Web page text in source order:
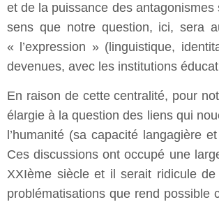
et de la puissance des antagonismes
sens que notre question, ici, sera
« l’expression » (linguistique,
devenues, avec les institutions
En raison de cette centralité, pour
élargie à la question des liens qui
l’humanité (sa capacité langagière
Ces discussions ont occupé une
XXIème siècle et il serait ridicule
problématisations que rend possible